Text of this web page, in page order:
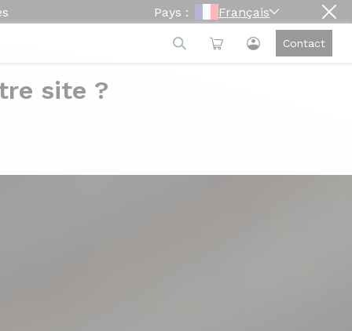
Pays : Français
Contact
site ?